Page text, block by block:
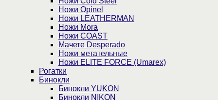
Ножи Opinel
Ножи LEATHERMAN
Ножи Mora
Ножи COAST
Мачете Desperado
Ножи метательные
Ножи ELITE FORCE (Umarex)
Рогатки
Бинокли
Бинокли YUKON
Бинокли NIKON